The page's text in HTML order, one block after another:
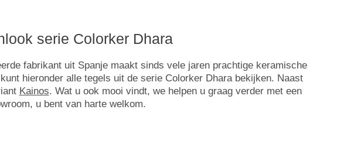
serie Colorker Dhara
fabrikant uit Spanje maakt sinds vele jaren prachtige keramische
hieronder alle tegels uit de serie Colorker Dhara bekijken. Naast
Kainos. Wat u ook mooi vindt, we helpen u graag verder met een
u bent van harte welkom.